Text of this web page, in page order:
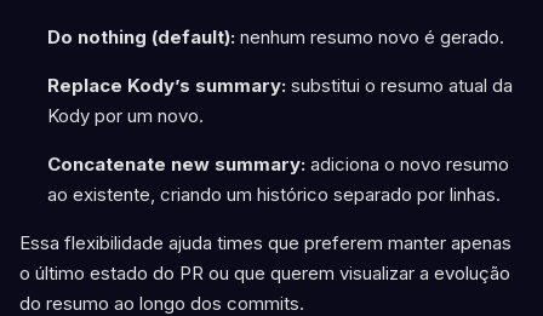
Do nothing (default):nenhum resumo novo é gerado.
Replace Kody’s summary:substitui o resumo atual da
Kody por um novo.
Concatenate new summary:adiciona o novo resumo
ao existente, criando um histórico separado por linhas.
Essa flexibilidade ajuda times que preferem manter apenas
o último estado do PR ou que querem visualizar a evolução
do resumo ao longo dos commits.